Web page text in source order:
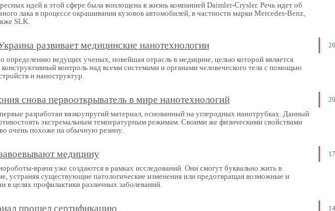
идей в этой сфере была воплощена в жизнь компанией Daimler-Crysler. Речь идет об
лака в процессе окрашивания кузовов автомобилей, в частности марки Mercedes-Benz,
SLK.
развивает медицинские нанотехнологии
определению ведущих ученых, новейшая отрасль в медицине, целью которой является
контроль над всеми системами и органами человеческого тела с помощью
и наноструктур.
снова первооткрыватель в мире нанотехнологий
разработан вязкоупругий материал, основанный на углеродных нанотрубках. Данный
экстремальным температурным режимам. Своими же физическими свойствами
очень похоже на обычную резину.
медицину
врачи уже создаются в рамках исследований. Они смогут буквально жить в
устраняя существующие патологические изменения или предотвращая возможные и
в целях профилактики различных заболеваний.
прошел сертификацию